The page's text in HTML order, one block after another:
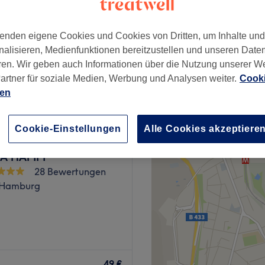
ab 59,99 €
über treatwell.de
HAMM
28 Bewertungen
eigene Cookies und Cookies von Dritten, um Inhalte
Medienfunktionen bereitzustellen und unseren
Wir geben auch Informationen über die Nutzung unserer
für soziale Medien, Werbung und Analysen weiter.
Cookie-Einstellungen Alle Cookies akzeptieren